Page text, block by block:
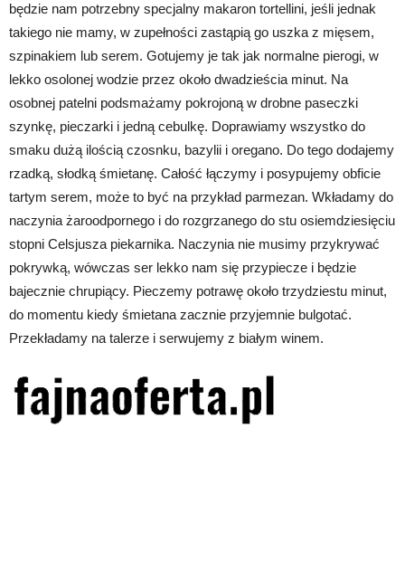
będzie nam potrzebny specjalny makaron tortellini, jeśli jednak
takiego nie mamy, w zupełności zastąpią go uszka z mięsem,
szpinakiem lub serem. Gotujemy je tak jak normalne pierogi, w
lekko osolonej wodzie przez około dwadzieścia minut. Na
osobnej patelni podsmażamy pokrojoną w drobne paseczki
szynkę, pieczarki i jedną cebulkę. Doprawiamy wszystko do
smaku dużą ilością czosnku, bazylii i oregano. Do tego dodajemy
rzadką, słodką śmietanę. Całość łączymy i posypujemy obficie
tartym serem, może to być na przykład parmezan. Wkładamy do
naczynia żaroodpornego i do rozgrzanego do stu osiemdziesięciu
stopni Celsjusza piekarnika. Naczynia nie musimy przykrywać
pokrywką, wówczas ser lekko nam się przypiecze i będzie
bajecznie chrupiący. Pieczemy potrawę około trzydziestu minut,
do momentu kiedy śmietana zacznie przyjemnie bulgotać.
Przekładamy na talerze i serwujemy z białym winem.